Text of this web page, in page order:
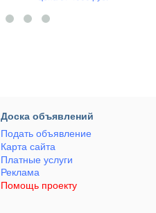
Доска объявлений
Подать объявление
Карта сайта
Платные услуги
Реклама
Помощь проекту